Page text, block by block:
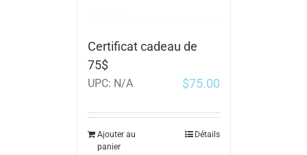
Certificat cadeau de
75$
UPC: N/A $75.00
Ajouter au
panier
Détails